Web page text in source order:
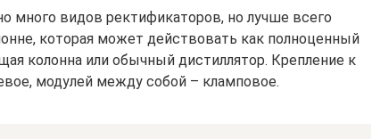
много видов ректификаторов, но лучше всего
которая может действовать как полноценный
колонна или обычный дистиллятор. Крепление к
модулей между собой – кламповое.